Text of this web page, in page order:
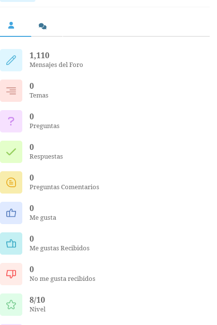
1,110
Mensajes del Foro
0
Temas
0
Preguntas
0
Respuestas
0
Preguntas Comentarios
0
Me gusta
0
Me gustas Recibidos
0
No me gusta recibidos
8/10
Nivel